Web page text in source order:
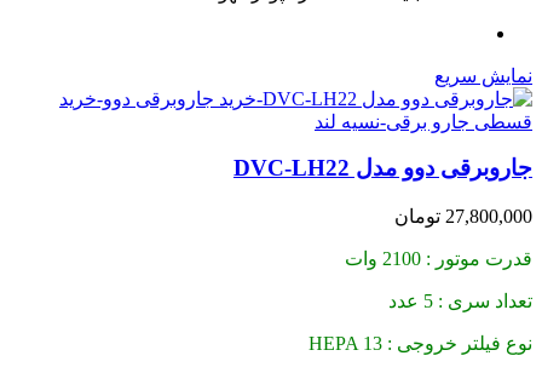
نمایش سریع
جاروبرقی دوو مدل DVC-LH22
27,800,000 تومان
قدرت موتور : 2100 وات
تعداد سری : 5 عدد
نوع فیلتر خروجی : HEPA 13